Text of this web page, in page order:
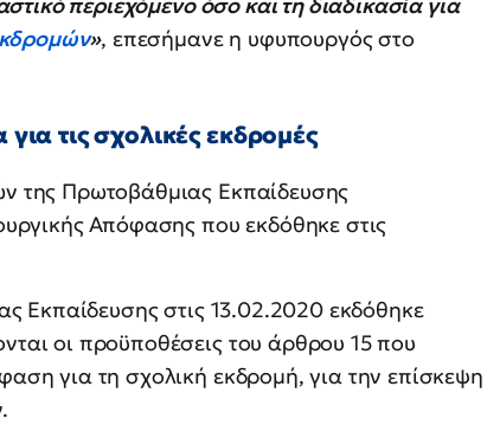
περιεχόμενο όσο και τη διαδικασία για
», επεσήμανε η υφυπουργός στο
τις σχολικές εκδρομές
της Πρωτοβάθμιας Εκπαίδευσης
Απόφασης που εκδόθηκε στις
Εκπαίδευσης στις 13.02.2020 εκδόθηκε
οι προϋποθέσεις του άρθρου 15 που
για τη σχολική εκδρομή, για την επίσκεψη